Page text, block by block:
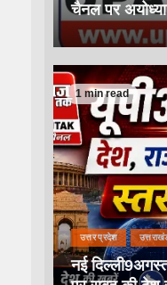
चैनल पर
1 min read
उत्तर प्रदेश
नई